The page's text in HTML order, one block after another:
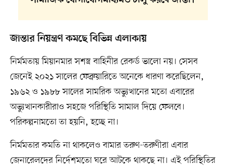
জান্তার নিয়ন্ত্রণ কমছে বিভিন্ন এলাকায়
নির্মমতায় মিয়ানমার সশস্ত্র বাহিনীর রেকর্ড ভালো নয়। সেসব
জেনেই ২০২১ সালের ফেব্রুয়ারিতে অনেকে ধারণা করেছিলেন,
১৯৬২ ও ১৯৮৮ সালের সামরিক অভ্যুত্থানের মতো এবারের
অভ্যুত্থানকারীরাও সহজে পরিস্থিতি সামাল দিয়ে ফেলবে।
পরিকল্পনামতো তা হয়নি, হচ্ছে না।
নির্মমতার কমতি না থাকলেও বামার তরুণ-তরুণীরা এবার
জেনারেলদের নির্দেশমতো ঘরে আটকে থাকছে না। এই পরিস্থিতির